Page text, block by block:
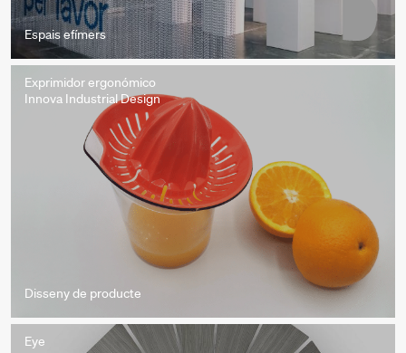
Espais efímers
Exprimidor ergonómico
Innova Industrial Design
Disseny de producte
Eye